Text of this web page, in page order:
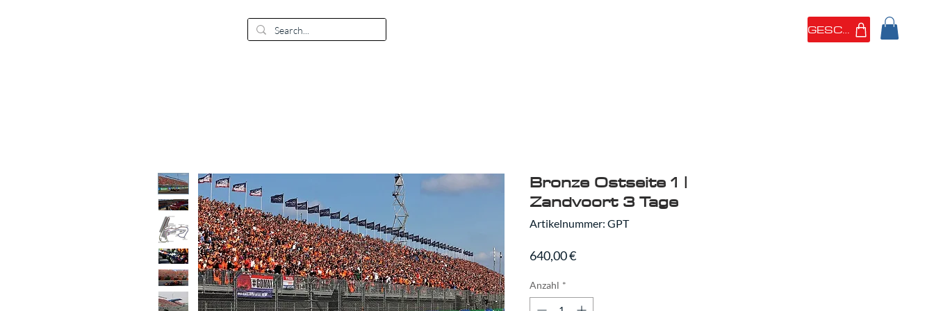
GESCHÄFT
Bronze Ostseite 1 |
Zandvoort 3 Tage
Artikelnummer: GPT
640,00 €Preis
Anzahl *